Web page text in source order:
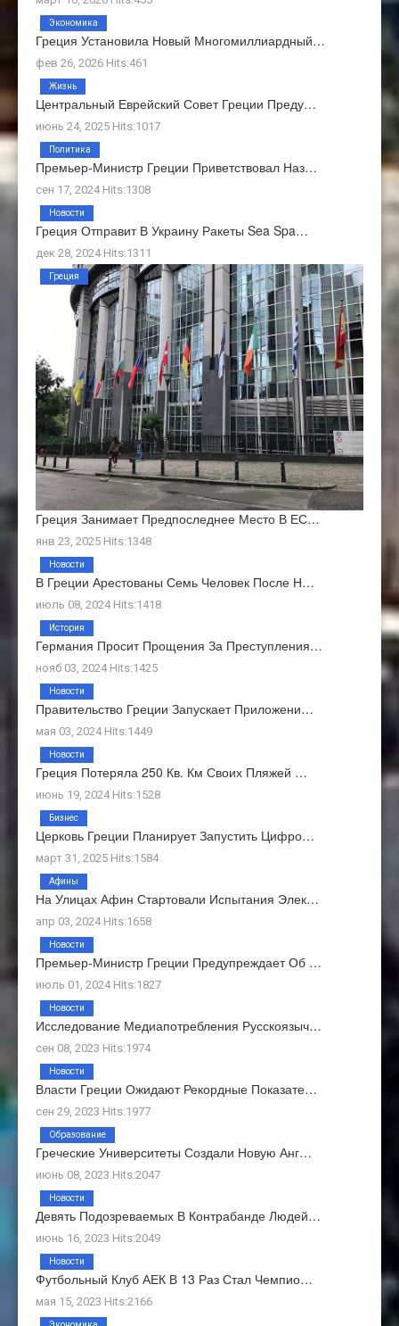
Греция Установила Новый Многомиллиардный…
фев 26, 2026 Hits:461
Экономика
Центральный Еврейский Совет Греции Преду…
июнь 24, 2025 Hits:1017
Жизнь
Премьер-Министр Греции Приветствовал Наз…
сен 17, 2024 Hits:1308
Политика
Греция Отправит В Украину Ракеты Sea Spa…
дек 28, 2024 Hits:1311
Новости
Греция Занимает Предпоследнее Место В ЕС…
янв 23, 2025 Hits:1348
Греция
В Греции Арестованы Семь Человек После Н…
июль 08, 2024 Hits:1418
Новости
Германия Просит Прощения За Преступления…
нояб 03, 2024 Hits:1425
История
Правительство Греции Запускает Приложени…
мая 03, 2024 Hits:1449
Новости
Греция Потеряла 250 Кв. Км Своих Пляжей …
июнь 19, 2024 Hits:1528
Новости
Церковь Греции Планирует Запустить Цифро…
март 31, 2025 Hits:1584
Бизнес
На Улицах Афин Стартовали Испытания Элек…
апр 03, 2024 Hits:1658
Афины
Премьер-Министр Греции Предупреждает Об …
июль 01, 2024 Hits:1827
Новости
Исследование Медиапотребления Русскоязыч…
сен 08, 2023 Hits:1974
Новости
Власти Греции Ожидают Рекордные Показате…
сен 29, 2023 Hits:1977
Новости
Греческие Университеты Создали Новую Анг…
июнь 08, 2023 Hits:2047
Образование
Девять Подозреваемых В Контрабанде Людей…
июнь 16, 2023 Hits:2049
Новости
Футбольный Клуб АЕК В 13 Раз Стал Чемпио…
мая 15, 2023 Hits:2166
Новости